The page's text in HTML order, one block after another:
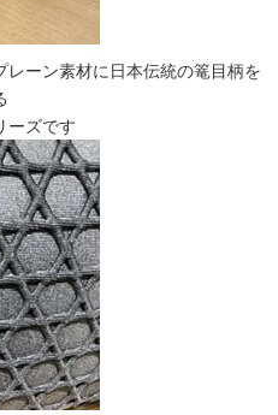
ーン素材に日本伝統の篭目柄を
ーズです